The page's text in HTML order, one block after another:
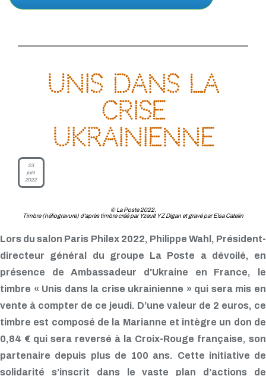
Unis dans la
crise
ukrainienne
23
juin
2022
© La Poste 2022.
Timbre (héliogravure) d'après timbre créé par Yzeult YZ Digan et gravé par Elsa Catelin
Lors du salon Paris Philex 2022, Philippe Wahl, Président-
directeur général du groupe La Poste a dévoilé, en
présence de Ambassadeur d'Ukraine en France, le
timbre « Unis dans la crise ukrainienne » qui sera mis en
vente à compter de ce jeudi. D’une valeur de 2 euros, ce
timbre est composé de la Marianne et intègre un don de
0,84 € qui sera reversé à la Croix-Rouge française, son
partenaire depuis plus de 100 ans. Cette initiative de
solidarité s’inscrit dans le vaste plan d’actions de